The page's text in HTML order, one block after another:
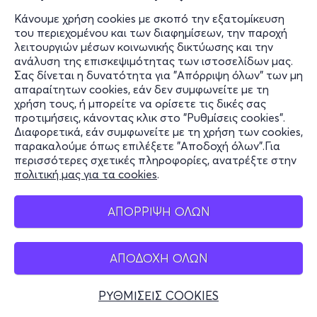
Κάνουμε χρήση cookies με σκοπό την εξατομίκευση
του περιεχομένου και των διαφημίσεων, την παροχή
λειτουργιών μέσων κοινωνικής δικτύωσης και την
ανάλυση της επισκεψιμότητας των ιστοσελίδων μας.
Σας δίνεται η δυνατότητα για "Απόρριψη όλων" των μη
απαραίτητων cookies, εάν δεν συμφωνείτε με τη
χρήση τους, ή μπορείτε να ορίσετε τις δικές σας
προτιμήσεις, κάνοντας κλικ στο "Ρυθμίσεις cookies".
Διαφορετικά, εάν συμφωνείτε με τη χρήση των cookies,
παρακαλούμε όπως επιλέξετε "Αποδοχή όλων".Για
περισσότερες σχετικές πληροφορίες, ανατρέξτε στην
πολιτική μας για τα cookies.
ΑΠΟΡΡΙΨΗ ΟΛΩΝ
ΑΠΟΔΟΧΗ ΟΛΩΝ
ΡΥΘΜΙΣΕΙΣ COOKIES
Τρι, 15/9
Maria Callas Museum
Μητροπόλεως 44, Αθήνα 10563
Maria Callas Museum - Αθήνα, Αττική
από 3€
Εισιτήρια
Maria Callas Museum
Μητροπόλεως 44, Αθήνα 10563
Maria Callas Museum - Αθήνα, Αττική